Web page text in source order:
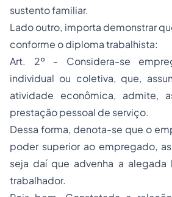
sustento familiar.
Lado outro, importa demonstrar
conforme o diploma trabalhista:
Art. 2º - Considera-se
individual ou coletiva, que,
atividade econômica, admite,
prestação pessoal de serviço.
Dessa forma, denota-se que o
poder superior ao empregado,
seja daí que advenha a alegada
trabalhador.